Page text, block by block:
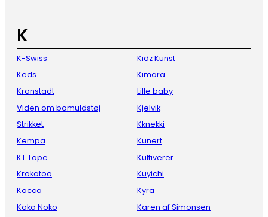
K
K-Swiss
Keds
Kronstadt
Viden om bomuldstøj
Strikket
Kempa
KT Tape
Krakatoa
Kocca
Koko Noko
Kidz Kunst
Kimara
Lille baby
Kjelvik
Kknekki
Kunert
Kultiverer
Kuyichi
Kyra
Karen af Simonsen